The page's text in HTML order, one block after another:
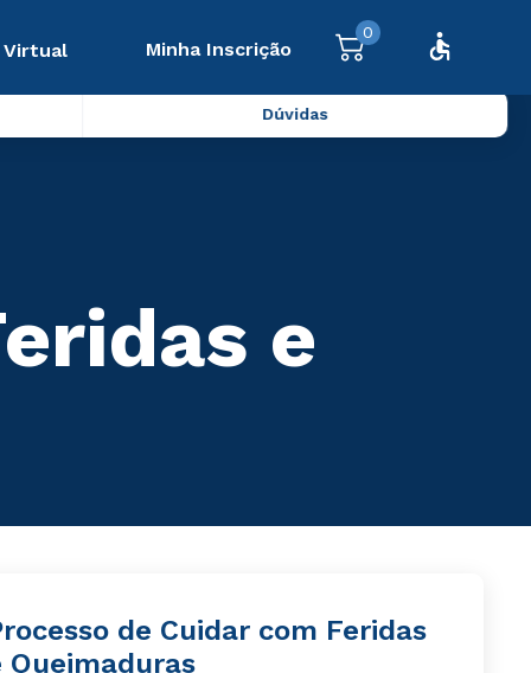
Virtual Minha Inscrição
0
Dúvidas
e
de Cuidar com Feridas
Queimaduras